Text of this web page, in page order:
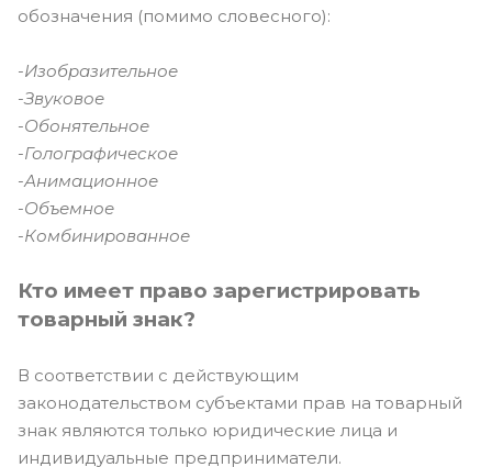
обозначения (помимо словесного):
-Изобразительное
-Звуковое
-Обонятельное
-Голографическое
-Анимационное
-Объемное
-Комбинированное
Кто имеет право зарегистрировать
товарный знак?
В соответствии с действующим
законодательством субъектами прав на товарный
знак являются только юридические лица и
индивидуальные предприниматели.